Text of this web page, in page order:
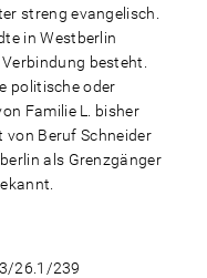
streng evangelisch.
in Westberlin
besteht.
politische oder
Familie L. bisher
von Beruf Schneider
als Grenzgänger
26.1/239